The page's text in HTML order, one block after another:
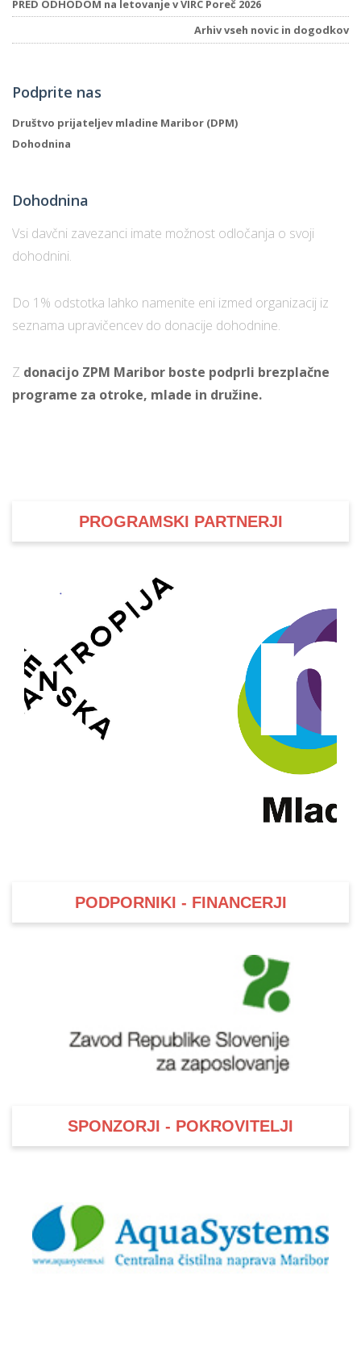
PRED ODHODOM na letovanje v VIRC Poreč 2026
Arhiv vseh novic in dogodkov
Podprite nas
Društvo prijateljev mladine Maribor (DPM)
Dohodnina
Dohodnina
Vsi davčni zavezanci imate možnost odločanja o svoji
dohodnini.
Do 1% odstotka lahko namenite eni izmed organizacij iz
seznama upravičencev do donacije dohodnine.
Z donacijo ZPM Maribor boste podprli brezplačne
programe za otroke, mlade in družine.
PROGRAMSKI PARTNERJI
PODPORNIKI - FINANCERJI
SPONZORJI - POKROVITELJI